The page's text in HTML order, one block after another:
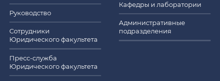
Руководство
Сотрудники
Юридического факультета
Пресс-служба
Юридического факультета
Кафедры и лаборатории
Административные
подразделения